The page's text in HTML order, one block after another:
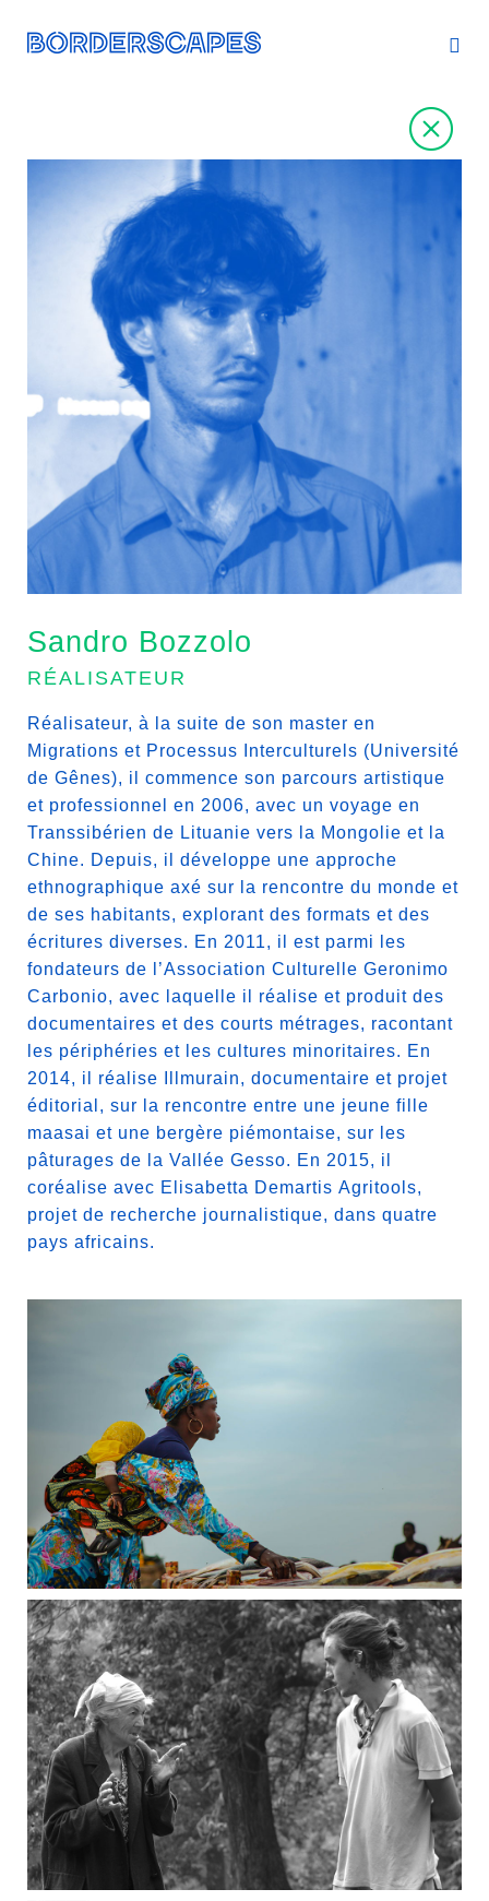
Sandro Bozzolo
RÉALISATEUR
Réalisateur, à la suite de son master en
Migrations et Processus Interculturels (Université
de Gênes), il commence son parcours artistique
et professionnel en 2006, avec un voyage en
Transsibérien de Lituanie vers la Mongolie et la
Chine. Depuis, il développe une approche
ethnographique axé sur la rencontre du monde et
de ses habitants, explorant des formats et des
écritures diverses. En 2011, il est parmi les
fondateurs de l’Association Culturelle Geronimo
Carbonio, avec laquelle il réalise et produit des
documentaires et des courts métrages, racontant
les périphéries et les cultures minoritaires. En
2014, il réalise
Illmurain, documentaire et projet
éditorial, sur la rencontre entre une jeune fille
maasai et une bergère piémontaise, sur les
pâturages de la Vallée Gesso. En 2015, il
coréalise avec Elisabetta Demartis Agritools,
projet de recherche journalistique, dans quatre
pays africains.